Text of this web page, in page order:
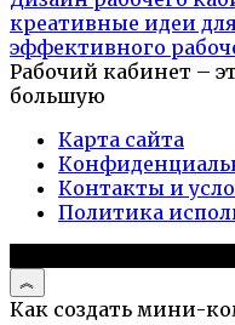
креативные идеи
эффективного
Рабочий кабинет –
большую
Карта сайта
Контакты и
Политика
Как создать мини-